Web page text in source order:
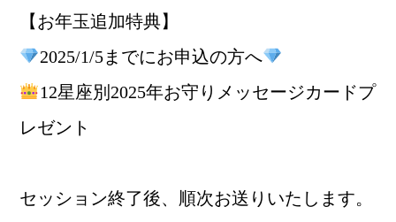
【お年玉追加特典】
2025/1/5までにお申込の方へ
12星座別2025年お守りメッセージカードプ
レゼント
セッション終了後、順次お送りいたします。